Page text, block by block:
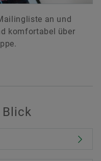
an und
komfortabel über
Blick